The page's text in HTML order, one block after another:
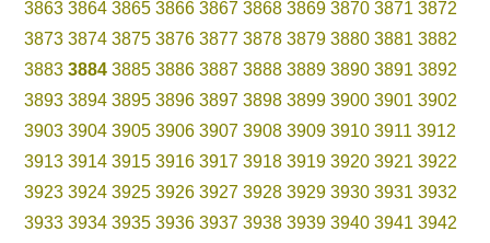
3863 3864 3865 3866 3867 3868 3869 3870 3871 3872
3873 3874 3875 3876 3877 3878 3879 3880 3881 3882
3883 3884 3885 3886 3887 3888 3889 3890 3891 3892
3893 3894 3895 3896 3897 3898 3899 3900 3901 3902
3903 3904 3905 3906 3907 3908 3909 3910 3911 3912
3913 3914 3915 3916 3917 3918 3919 3920 3921 3922
3923 3924 3925 3926 3927 3928 3929 3930 3931 3932
3933 3934 3935 3936 3937 3938 3939 3940 3941 3942